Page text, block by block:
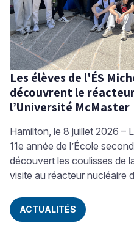
Les élèves de l'ÉS
découvrent le
l’Université McMaster
Hamilton, le 8 juillet 2026 –
11e année de l’École
découvert les coulisses de
visite au réacteur nucléaire
ACTUALITÉS